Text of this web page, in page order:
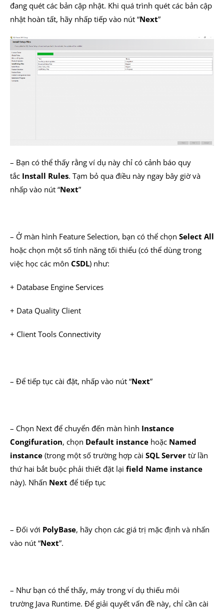
đang quét các bản cập nhật. Khi quá trình quét các bản cập
nhật hoàn tất, hãy nhấp tiếp vào nút “Next”
– Bạn có thể thấy rằng ví dụ này chỉ có cảnh báo quy
tắc Install Rules. Tạm bỏ qua điều này ngay bây giờ và
nhấp vào nút “Next”
– Ở màn hình Feature Selection, bạn có thể chọn Select All
hoặc chọn một số tính năng tối thiểu (có thể dùng trong
việc học các môn CSDL) như:
+ Database Engine Services
+ Data Quality Client
+ Client Tools Connectivity
– Để tiếp tục cài đặt, nhấp vào nút “Next”
– Chọn Next để chuyển đến màn hình Instance
Congifuration, chọn Default instance hoặc Named
instance (trong một số trường hợp cài SQL Server từ lần
thứ hai bắt buộc phải thiết đặt lại field Name instance
này). Nhấn Next để tiếp tục
– Đối với PolyBase, hãy chọn các giá trị mặc định và nhấn
vào nút “Next”.
– Như bạn có thể thấy, máy trong ví dụ thiếu môi
trường Java Runtime. Để giải quyết vấn đề này, chỉ cần cài